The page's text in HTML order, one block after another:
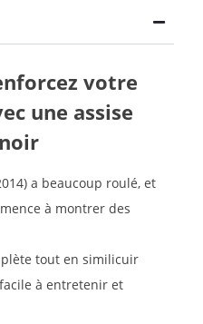
votre
une assise
a beaucoup roulé, et
à montrer des
tout en similicuir
à entretenir et